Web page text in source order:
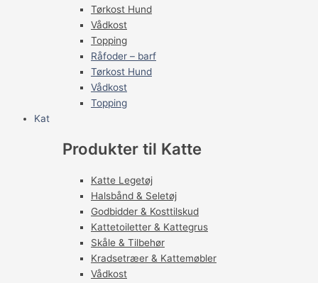
Tørkost Hund
Vådkost
Topping
Råfoder – barf
Tørkost Hund
Vådkost
Topping
Kat
Produkter til Katte
Katte Legetøj
Halsbånd & Seletøj
Godbidder & Kosttilskud
Kattetoiletter & Kattegrus
Skåle & Tilbehør
Kradsetræer & Kattemøbler
Vådkost